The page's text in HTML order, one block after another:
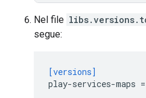
Nel file
segue:
[versions]
play-services-maps =